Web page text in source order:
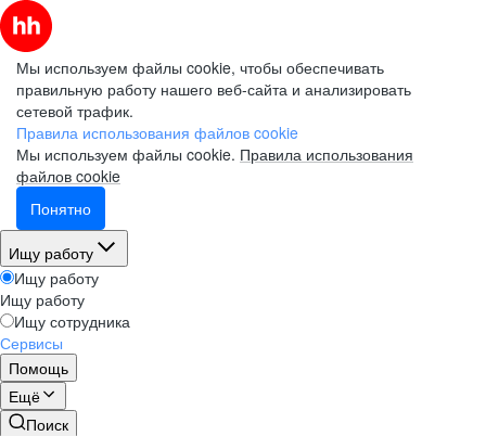
Мы используем файлы cookie, чтобы обеспечивать
правильную работу нашего веб-сайта и анализировать
сетевой трафик.
Правила использования файлов cookie
Мы используем файлы cookie. Правила использования
файлов cookie
Понятно
Ищу работу
Ищу работу
Ищу работу
Ищу сотрудника
Сервисы
Помощь
Ещё
Поиск